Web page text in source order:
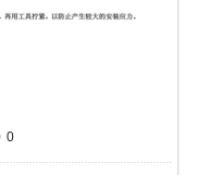
1131x1600
0